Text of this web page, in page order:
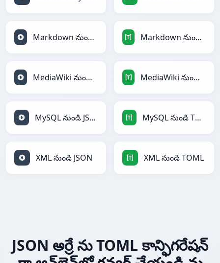
Markdown నుండి JSON Markdown నుండి TOML
MediaWiki నుండి JSON MediaWiki నుండి TOML
MySQL నుండి JSON MySQL నుండి TOML
XML నుండి JSON XML నుండి TOML
JSON అర్రే ను TOML కాన్ఫిగరేషన్